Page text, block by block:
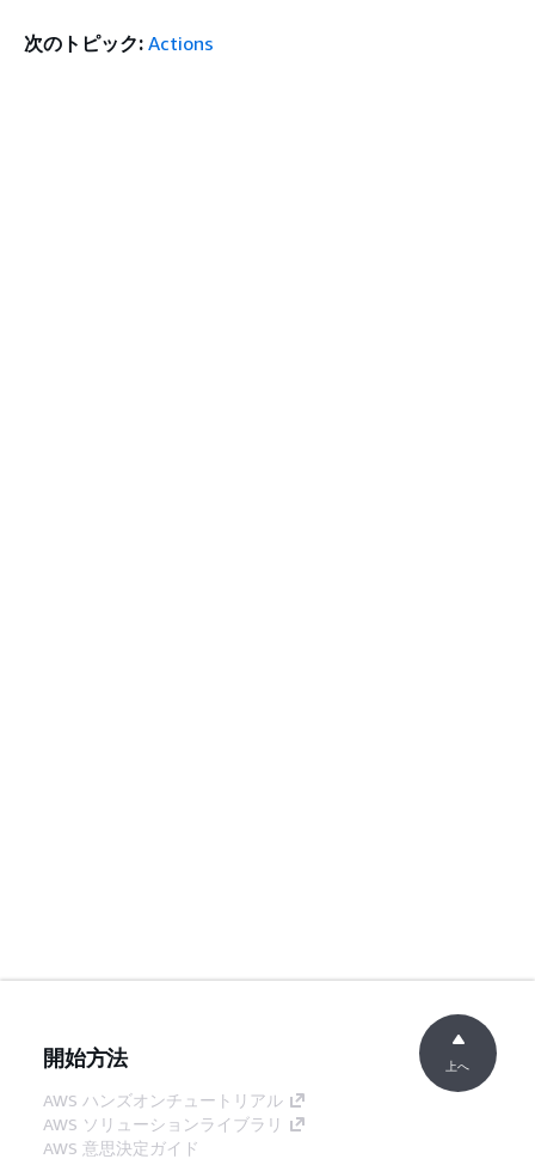
次のトピック: Actions
開始方法
AWS ハンズオンチュートリアル
AWS ソリューションライブラリ
AWS 意思決定ガイド
上へ